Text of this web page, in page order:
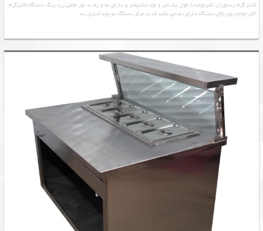
کانتر گرم رستوران اکبرجوجه با طول یک متر و نود سانتیمتر و دارای نما و رف + نور مخفی زرد رنگ دستگاه کانترگرم
اکبر جوجه روی بالای دستگاه دارای رف می باشد که در مرکز دستگاه دو پایه استیل به